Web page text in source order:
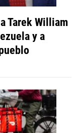
Tarek William
y a